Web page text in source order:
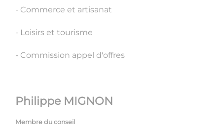
- Commerce et artisanat
- Loisirs et tourisme
- Commission appel d'offres
Philippe MIGNON
Membre du conseil